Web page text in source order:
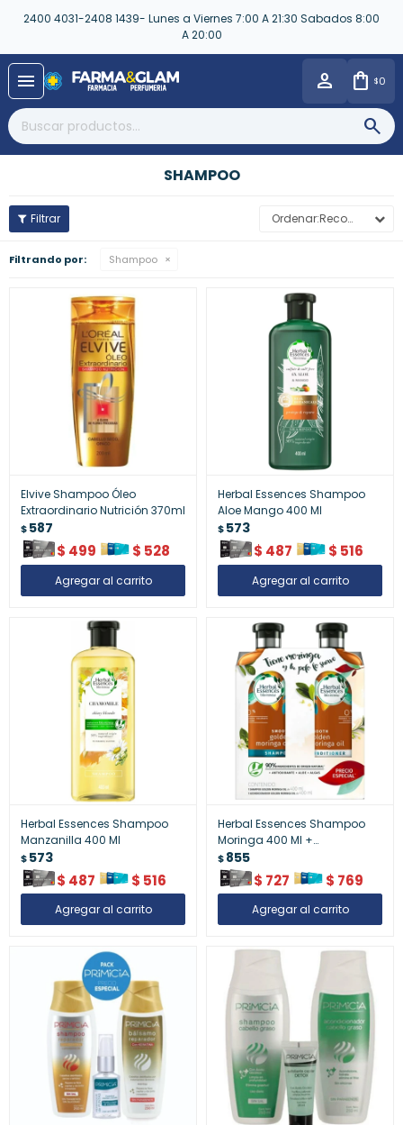
2400 4031-2408 1439- Lunes a Viernes 7:00 A 21:30 Sabados 8:00
A 20:00
menu $0
SHAMPOO
Recomendados
Filtrando por: Shampoo
Elvive Shampoo Óleo
Extraordinario Nutrición 370ml
$587
$ 499 $ 528
Herbal Essences Shampoo
Aloe Mango 400 Ml
$573
$ 487 $ 516
Herbal Essences Shampoo
Manzanilla 400 Ml
$573
$ 487 $ 516
Herbal Essences Shampoo
Moringa 400 Ml +
Acondicionador 50%
$855
$ 727 $ 769